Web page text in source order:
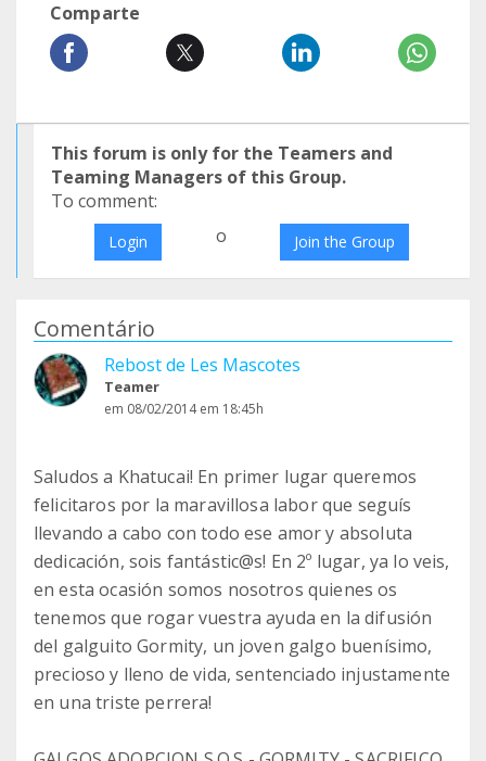
Comparte
This forum is only for the Teamers and
Teaming Managers of this Group.
To comment:
Login o Join the Group
Comentário
Rebost de Les Mascotes
Teamer
em 08/02/2014 em 18:45h
Saludos a Khatucai! En primer lugar queremos
felicitaros por la maravillosa labor que seguís
llevando a cabo con todo ese amor y absoluta
dedicación, sois fantástic@s! En 2º lugar, ya lo veis,
en esta ocasión somos nosotros quienes os
tenemos que rogar vuestra ayuda en la difusión
del galguito Gormity, un joven galgo buenísimo,
precioso y lleno de vida, sentenciado injustamente
en una triste perrera!